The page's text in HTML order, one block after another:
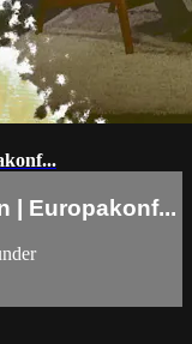
| Europakonf...